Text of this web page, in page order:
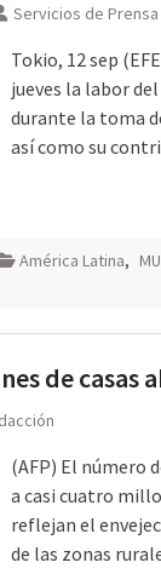
Servicios de Prensa
Tokio, 12 sep
jueves la labor
durante la toma
así como su
América Latina,
de casas
(AFP) El número
a casi cuatro
reflejan el
de las zonas